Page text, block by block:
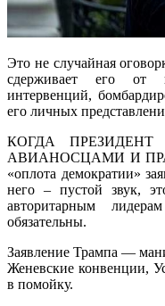
Это не случайная
сдерживает его от
интервенций,
его личных
КОГДА
АВИАНОСЦАМИ И
«оплота демократии»
него – пустой звук,
авторитарным
обязательны.
Заявление Трампа —
Женевские конвенции,
в помойку.